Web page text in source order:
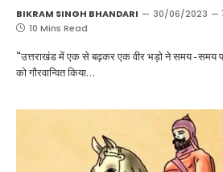
BIKRAM SINGH BHANDARI 30/06/2023
10 Mins Read
“उत्तराखंड में एक से बढ़कर एक वीर भड़ो ने समय -समय
को गौरवान्वित किया…